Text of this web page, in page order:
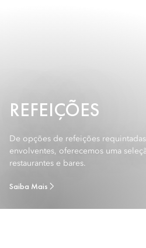
REFEIÇÕES
De opções de refeições
envolventes, oferecemos uma
restaurantes e bares.
Saiba Mais